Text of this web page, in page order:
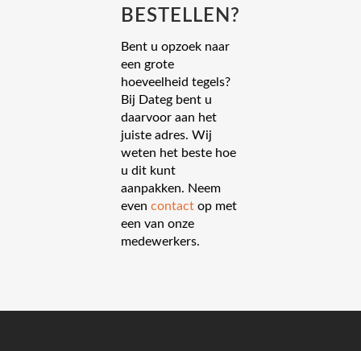
BESTELLEN?
Bent u opzoek naar
een grote
hoeveelheid tegels?
Bij Dateg bent u
daarvoor aan het
juiste adres. Wij
weten het beste hoe
u dit kunt
aanpakken. Neem
even contact op met
een van onze
medewerkers.